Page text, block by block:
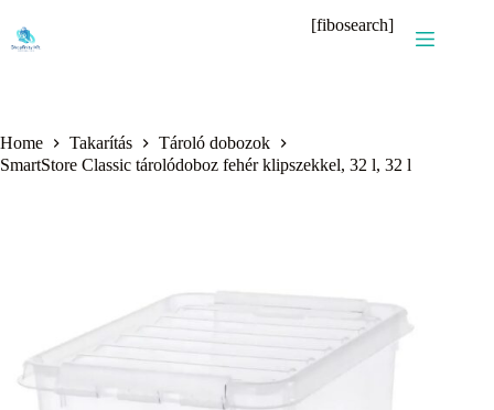
content
[fibosearch]
Home Takarítás
Tároló dobozok
SmartStore Classic tárolódoboz fehér klipszekkel, 32 l, 32 l